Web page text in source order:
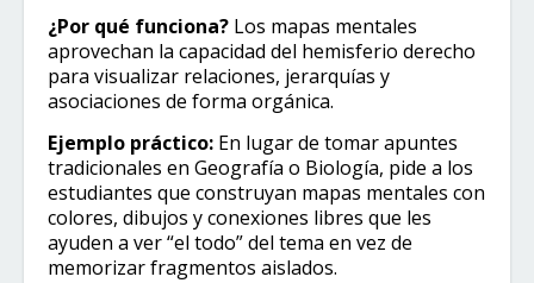
¿Por qué funciona? Los mapas mentales
aprovechan la capacidad del hemisferio derecho
para visualizar relaciones, jerarquías y
asociaciones de forma orgánica.
Ejemplo práctico: En lugar de tomar apuntes
tradicionales en Geografía o Biología, pide a los
estudiantes que construyan mapas mentales con
colores, dibujos y conexiones libres que les
ayuden a ver “el todo” del tema en vez de
memorizar fragmentos aislados.